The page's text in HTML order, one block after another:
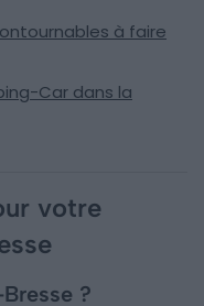
à faire
Car dans la
votre
?